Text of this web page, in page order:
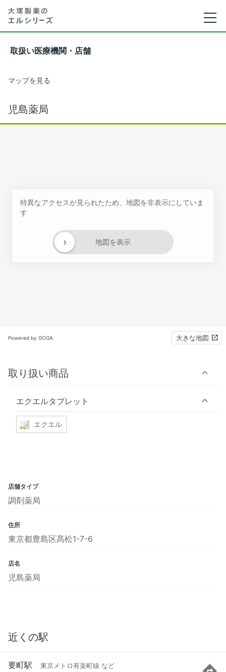
取扱い医療機関・店舗
マップを見る
児島薬局
特異なアクセスが見られたため、地図を非表示にしていま
す
地図を表示
›
Powered by GOGA 大きな地図
取り扱い商品
エクエルタブレット
エクエル
店舗タイプ
調剤薬局
住所
東京都豊島区髙松1-7-6
店名
児島薬局
近くの駅
要町駅 東京メトロ有楽町線 など